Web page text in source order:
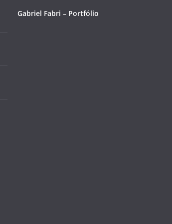
Gabriel Fabri – Portfólio